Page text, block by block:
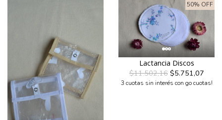
50% OFF
Lactancia Discos
$11.502,16$5.751,07
3 cuotas sin interés con go cuotas!